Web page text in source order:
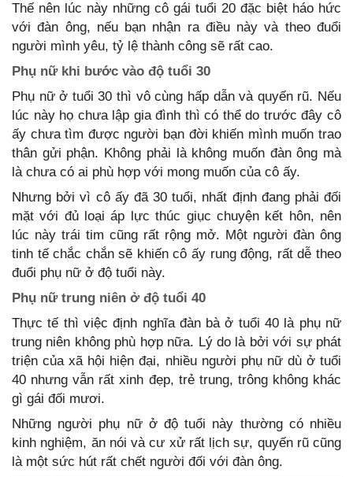
Thế nên lúc này những cô gái tuổi 20 đặc biệt háo hức
với đàn ông, nếu bạn nhận ra điều này và theo đuổi
người mình yêu, tỷ lệ thành công sẽ rất cao.
Phụ nữ khi bước vào độ tuổi 30
Phụ nữ ở tuổi 30 thì vô cùng hấp dẫn và quyến rũ. Nếu
lúc này họ chưa lập gia đình thì có thể do trước đây cô
ấy chưa tìm được người bạn đời khiến mình muốn trao
thân gửi phận. Không phải là không muốn đàn ông mà
là chưa có ai phù hợp với mong muốn của cô ấy.
Nhưng bởi vì cô ấy đã 30 tuổi, nhất định đang phải đối
mặt với đủ loại áp lực thúc giục chuyện kết hôn, nên
lúc này trái tim cũng rất rộng mở. Một người đàn ông
tinh tế chắc chắn sẽ khiến cô ấy rung động, rất dễ theo
đuổi phụ nữ ở độ tuổi này.
Phụ nữ trung niên ở độ tuổi 40
Thực tế thì việc định nghĩa đàn bà ở tuổi 40 là phụ nữ
trung niên không phù hợp nữa. Lý do là bởi với sự phát
triện của xã hội hiện đại, nhiều người phụ nữ dù ở tuổi
40 nhưng vẫn rất xinh đẹp, trẻ trung, trông không khác
gì gái đối mươi.
Những người phụ nữ ở độ tuổi này thường có nhiều
kinh nghiệm, ăn nói và cư xử rất lịch sự, quyến rũ cũng
là một sức hút rất chết người đối với đàn ông.